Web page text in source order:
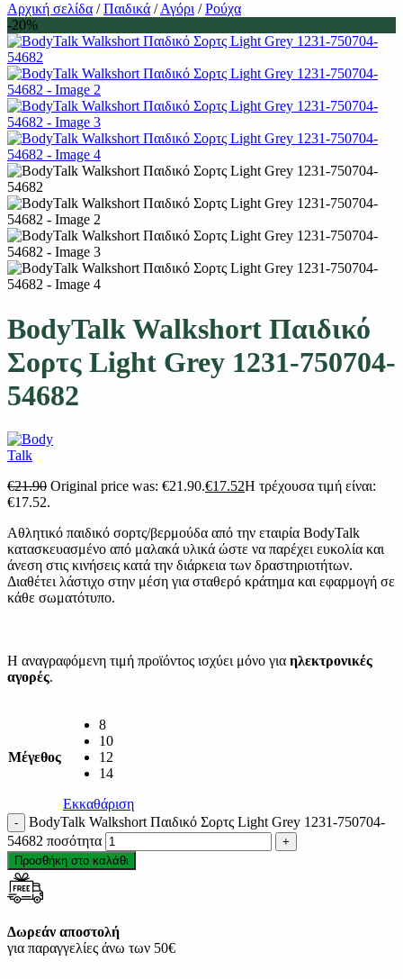
Αρχική σελίδα / Παιδικά /Αγόρι / Ρούχα
-20%
BodyTalk Walkshort Παιδικό
Σορτς Light Grey 1231-750704-
54682
€21.90 Original price was: €21.90.€17.52Η τρέχουσα τιμή είναι:
€17.52.
Αθλητικό παιδικό σορτς/βερμούδα από την εταιρία BodyTalk
κατασκευασμένο από μαλακά υλικά ώστε να παρέχει ευκολία και
άνεση στις κινήσεις κατά την διάρκεια των δραστηριοτήτων.
Διαθέτει λάστιχο στην μέση για σταθερό κράτημα και εφαρμογή σε
κάθε σωματότυπο.
Η αναγραφόμενη τιμή προϊόντος ισχύει μόνο για ηλεκτρονικές
αγορές.
Μέγεθος
8
10
12
14
Εκκαθάριση
BodyTalk Walkshort Παιδικό Σορτς Light Grey 1231-750704-
54682 ποσότητα
Προσθήκη στο καλάθι
Δωρεάν αποστολή
για παραγγελίες άνω των 50€